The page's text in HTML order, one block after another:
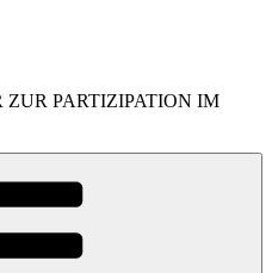
ZUR PARTIZIPATION IM